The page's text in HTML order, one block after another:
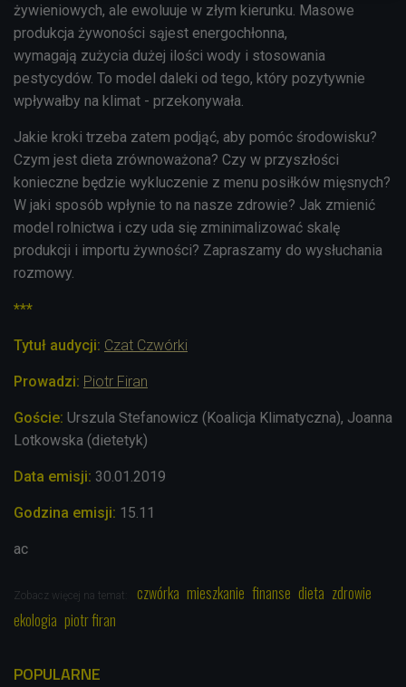
żywieniowych, ale ewoluuje w złym kierunku. Masowe
produkcja żywoności sąjest energochłonna,
wymagają zużycia dużej ilości wody i stosowania
pestycydów. To model daleki od tego, który pozytywnie
wpływałby na klimat - przekonywała.
Jakie kroki trzeba zatem podjąć, aby pomóc środowisku?
Czym jest dieta zrównoważona? Czy w przyszłości
konieczne będzie wykluczenie z menu posiłków mięsnych?
W jaki sposób wpłynie to na nasze zdrowie? Jak zmienić
model rolnictwa i czy uda się zminimalizować skalę
produkcji i importu żywności? Zapraszamy do wysłuchania
rozmowy.
***
Tytuł audycji: Czat Czwórki
Prowadzi: Piotr Firan
Goście: Urszula Stefanowicz (Koalicja Klimatyczna), Joanna
Lotkowska (dietetyk)
Data emisji: 30.01.2019
Godzina emisji: 15.11
ac
Zobacz więcej na temat: czwórka mieszkanie finanse dieta zdrowie
ekologia piotr firan
POPULARNE